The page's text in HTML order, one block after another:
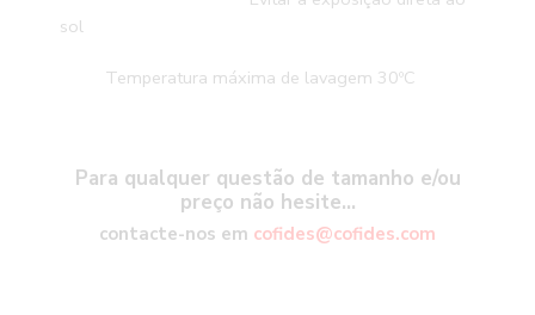
sol
Temperatura máxima de lavagem 30ºC
Para qualquer questão de tamanho e/ou
preço não hesite…
contacte-nos em cofides@cofides.com